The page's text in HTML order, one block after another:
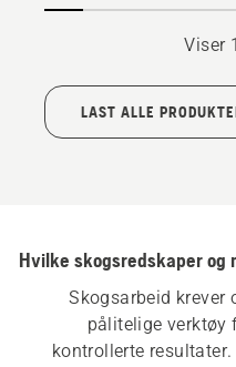
Viser
LAST ALLE
Hvilke skogsredskaper og
Skogsarbeid krever
pålitelige verktøy
kontrollerte